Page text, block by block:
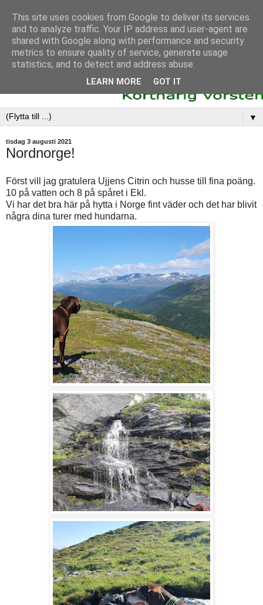
▼
tisdag 3 augusti 2021
Nordnorge!
Först vill jag gratulera Ujjens Citrin och husse till fina poäng.
10 på vatten och 8 på spåret i Ekl.
Vi har det bra här på hytta i Norge fint väder och det har blivit
några dina turer med hundarna.
This site uses cookies from Google to deliver its services
and to analyze traffic. Your IP address and user-agent are
shared with Google along with performance and security
metrics to ensure quality of service, generate usage
statistics, and to detect and address abuse.
LEARN MORE GOT IT